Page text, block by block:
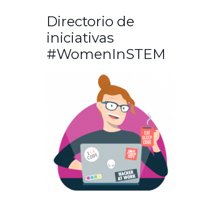
Directorio de
iniciativas
#WomenInSTEM